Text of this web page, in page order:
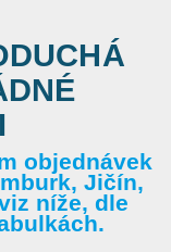
objednávek
Jičín,
níže, dle